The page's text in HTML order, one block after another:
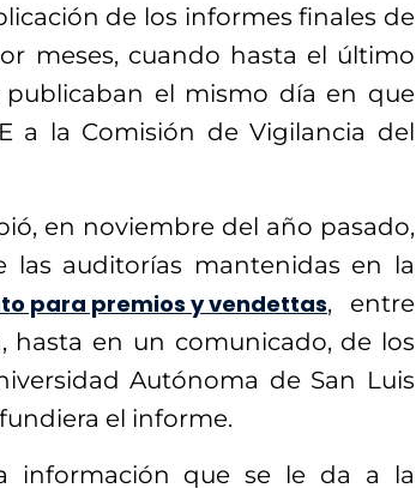
de los informes finales de
meses, cuando hasta el último
el mismo día en que
a la Comisión de Vigilancia del
en noviembre del año pasado,
las auditorías mantenidas en la
para premios y vendettas, entre
hasta en un comunicado, de los
Autónoma de San Luis
el informe.
información que se le da a la